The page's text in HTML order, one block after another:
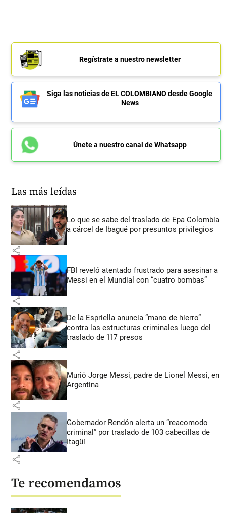
Regístrate a nuestro newsletter
Siga las noticias de EL COLOMBIANO desde Google
News
Únete a nuestro canal de Whatsapp
Las más leídas
Lo que se sabe del traslado de Epa Colombia
a cárcel de Ibagué por presuntos privilegios
share
FBI reveló atentado frustrado para asesinar a
Messi en el Mundial con “cuatro bombas”
share
De la Espriella anuncia “mano de hierro”
contra las estructuras criminales luego del
traslado de 117 presos
share
Murió Jorge Messi, padre de Lionel Messi, en
Argentina
share
Gobernador Rendón alerta un “reacomodo
criminal” por traslado de 103 cabecillas de
Itagüí
share
Te recomendamos